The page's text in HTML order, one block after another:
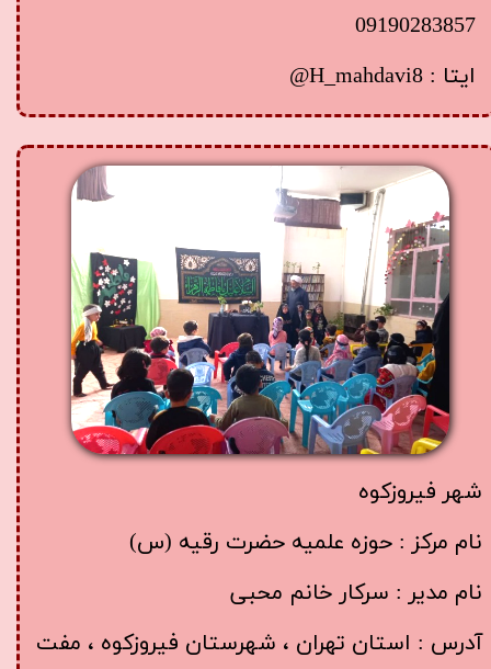
09190283857
ایتا : H_mahdavi8@
شهر فیروزکوه
​​​​​​​نام مرکز : حوزه علمیه حضرت رقیه (س)
نام مدیر : سرکار خانم محبی
آدرس : استان تهران ، شهرستان فیروزکوه ، مفت